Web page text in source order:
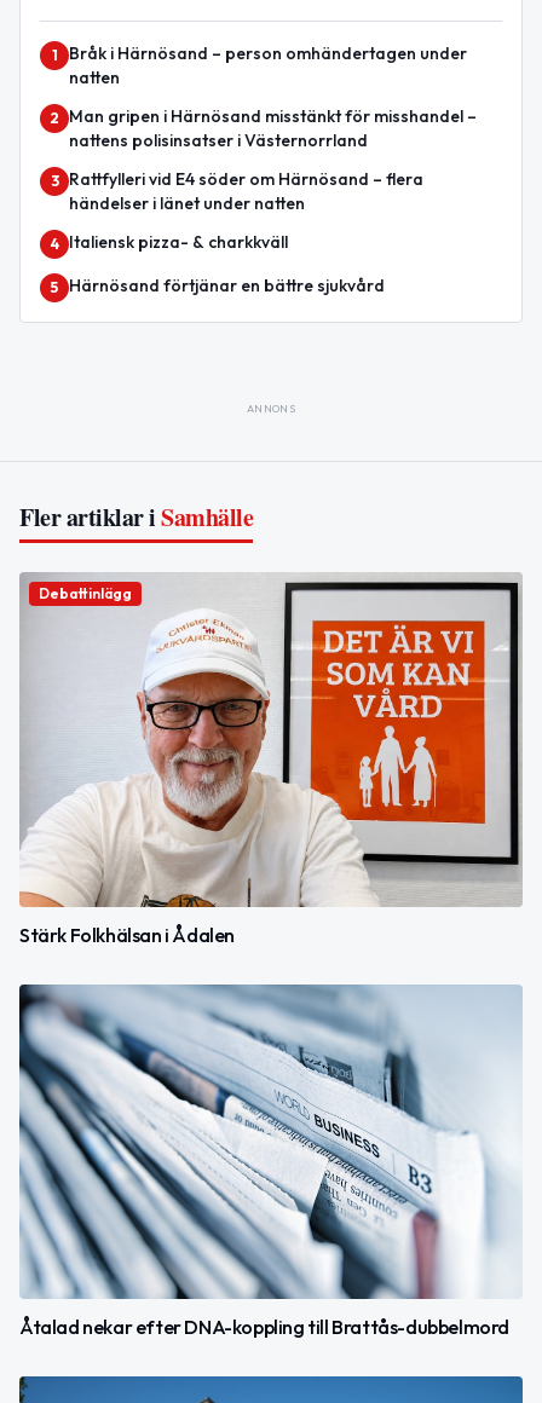
1
Bråk i Härnösand – person omhändertagen under
natten
2
Man gripen i Härnösand misstänkt för misshandel –
nattens polisinsatser i Västernorrland
3
Rattfylleri vid E4 söder om Härnösand – flera
händelser i länet under natten
4 Italiensk pizza- & charkkväll
5 Härnösand förtjänar en bättre sjukvård
ANNONS
Fler artiklar iSamhälle
Debattinlägg
Stärk Folkhälsan i Ådalen
Åtalad nekar efter DNA-koppling till Brattås-dubbelmord